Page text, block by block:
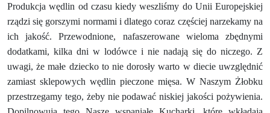
Produkcja wędlin od czasu kiedy weszliśmy do Unii Europejskiej
rządzi się gorszymi normami i dlatego coraz częściej narzekamy na
ich jakość. Przewodnione, nafaszerowane wieloma zbędnymi
dodatkami, kilka dni w lodówce i nie nadają się do niczego. Z
uwagi, że małe dziecko to nie dorosły warto w diecie uwzględnić
zamiast sklepowych wędlin pieczone mięsa. W Naszym Żłobku
przestrzegamy tego, żeby nie podawać niskiej jakości pożywienia.